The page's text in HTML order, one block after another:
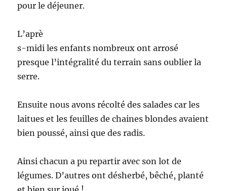
pour le déjeuner.
L’aprè
s-midi les enfants nombreux ont arrosé
presque l’intégralité du terrain sans oublier la
serre.
Ensuite nous avons récolté des salades car les
laitues et les feuilles de chaines blondes avaient
bien poussé, ainsi que des radis.
Ainsi chacun a pu repartir avec son lot de
légumes. D’autres ont désherbé, bêché, planté